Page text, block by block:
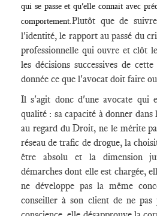
qui se passe et qu'elle connait avec
comportement.Plutôt que de
l'identité, le rapport au passé du
professionnelle qui ouvre et clôt
les décisions successives de
donnée ce que l'avocat doit faire
Il s'agit donc d'une avocate qui
qualité : sa capacité à donner
au regard du Droit, ne le mérite
réseau de trafic de drogue, la
être absolu et la dimension
démarches dont elle est chargée,
ne développe pas la même
conseiller à son client de ne pas